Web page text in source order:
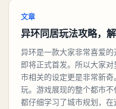
文章
异环同居玩法攻略，
异环是一款大家非常喜爱
即将正式首发。所以大家
市相关的设定更是非常新
玩。游戏展现的整个都市
都仔细学习了城市规划，